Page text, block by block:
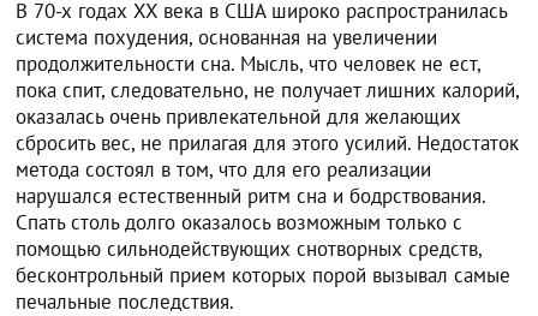
В 70-х годах XX века в США широко распространилась
система похудения, основанная на увеличении
продолжительности сна. Мысль, что человек не ест,
пока спит, следовательно, не получает лишних калорий,
оказалась очень привлекательной для желающих
сбросить вес, не прилагая для этого усилий. Недостаток
метода состоял в том, что для его реализации
нарушался естественный ритм сна и бодрствования.
Спать столь долго оказалось возможным только с
помощью сильнодействующих снотворных средств,
бесконтрольный прием которых порой вызывал самые
печальные последствия.